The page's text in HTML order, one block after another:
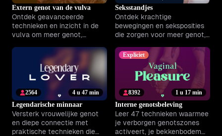
Extern genot van de vulva
Ontdek geavanceerde
technieken en inzicht in de
vulva om meer genot,
verbondenheid te ervaren,
alleen of samen.
Seksstandjes
Ontdek krachtige
bewegingen en seksposities
die zorgen voor meer genot,
Praktische tips voor
intiemere beleving.
4 u 47 min
2564
Legendarische minnaar
Versterk vrouwelijke genot
en diepe connectie met
praktische technieken die
Expliciet
1 u 17 min
8392
Interne genotsbeleving
Leer 47 technieken waarmee
je verborgen genotszones
activeert, je bekkenbodem